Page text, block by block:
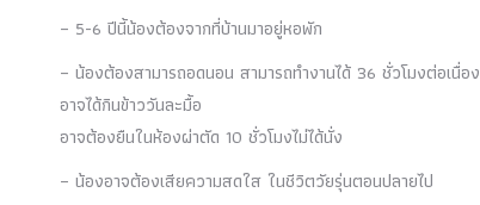
– 5-6 ปีนี้น้องต้องจากที่บ้านมาอยู่หอพัก
– น้องต้องสามารถอดนอน สามารถทำงานได้ 36 ชั่วโมงต่อเนื่อง
อาจได้กินข้าววันละมื้อ
อาจต้องยืนในห้องผ่าตัด 10 ชั่วโมงไม่ได้นั่ง
– น้องอาจต้องเสียความสดใส ในชีวิตวัยรุ่นตอนปลายไป